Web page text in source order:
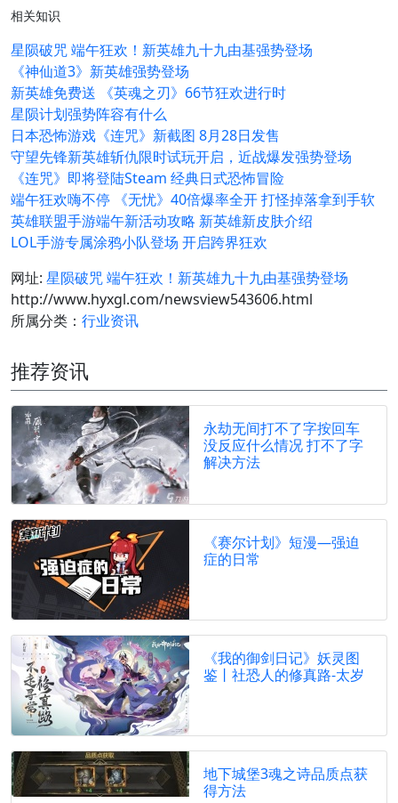
相关知识
星陨破咒 端午狂欢！新英雄九十九由基强势登场
《神仙道3》新英雄强势登场
新英雄免费送 《英魂之刃》66节狂欢进行时
星陨计划强势阵容有什么
日本恐怖游戏《连咒》新截图 8月28日发售
守望先锋新英雄斩仇限时试玩开启，近战爆发强势登场
《连咒》即将登陆Steam 经典日式恐怖冒险
端午狂欢嗨不停 《无忧》40倍爆率全开 打怪掉落拿到手软
英雄联盟手游端午新活动攻略 新英雄新皮肤介绍
LOL手游专属涂鸦小队登场 开启跨界狂欢
网址: 星陨破咒 端午狂欢！新英雄九十九由基强势登场
http://www.hyxgl.com/newsview543606.html
所属分类： 行业资讯
推荐资讯
永劫无间打不了字按回车
没反应什么情况 打不了字
解决方法
《赛尔计划》短漫—强迫
症的日常
《我的御剑日记》妖灵图
鉴丨社恐人的修真路-太岁
地下城堡3魂之诗品质点获
得方法